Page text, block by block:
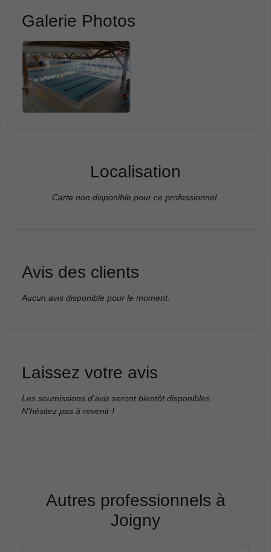
Galerie Photos
Localisation
Carte non disponible pour ce professionnel.
Avis des clients
Aucun avis disponible pour le moment.
Laissez votre avis
Les soumissions d'avis seront bientôt disponibles.
N'hésitez pas à revenir !
Autres professionnels à
Joigny